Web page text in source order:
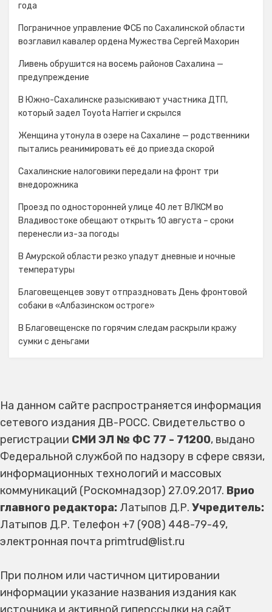
года
Пограничное управление ФСБ по Сахалинской области
возглавил кавалер ордена Мужества Сергей Махорин
Ливень обрушится на восемь районов Сахалина —
предупреждение
В Южно-Сахалинске разыскивают участника ДТП,
который задел Toyota Harrier и скрылся
Женщина утонула в озере на Сахалине — родственники
пытались реанимировать её до приезда скорой
Сахалинские налоговики передали на фронт три
внедорожника
Проезд по односторонней улице 40 лет ВЛКСМ во
Владивостоке обещают открыть 10 августа – сроки
перенесли из-за погоды
В Амурской области резко упадут дневные и ночные
температуры
Благовещенцев зовут отпраздновать День фронтовой
собаки в «Албазинском остроге»
В Благовещенске по горячим следам раскрыли кражу
сумки с деньгами
На данном сайте распространяется информация
сетевого издания ДВ-РОСС. Свидетельство о
регистрации СМИ ЭЛ № ФС 77 - 71200, выдано
Федеральной службой по надзору в сфере связи,
информационных технологий и массовых
коммуникаций (Роскомнадзор) 27.09.2017. Врио
главного редактора: Латыпов Д.Р. Учредитель:
Латыпов Д.Р. Телефон +7 (908) 448-79-49,
электронная почта primtrud@list.ru
При полном или частичном цитировании
информации указание названия издания как